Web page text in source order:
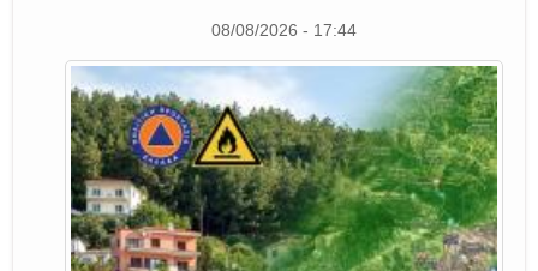
08/08/2026 - 17:44